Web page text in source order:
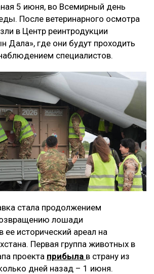
5 июня, во Всемирный день
После ветеринарного осмотра
в Центр реинтродукции
Дала», где они будут проходить
специалистов.
стала продолжением
лошади
ее исторический ареал на
Первая группа животных в
проекта прибыла в страну из
дней назад – 1 июня.